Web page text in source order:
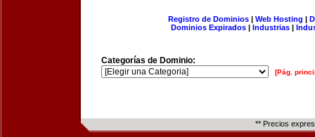
Registro de Dominios| Web Hosting |
Dominios Expirados | Industrias |
Categorías de Dominio:
[Pág.
** Precios